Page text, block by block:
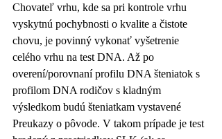
Chovateľ vrhu, kde sa pri kontrole vrhu
vyskytnú pochybnosti o kvalite a čistote
chovu, je povinný vykonať vyšetrenie
celého vrhu na test DNA. Až po
overení/porovnaní profilu DNA šteniatok s
profilom DNA rodičov s kladným
výsledkom budú šteniatkam vystavené
Preukazy o pôvode. V takom prípade je test